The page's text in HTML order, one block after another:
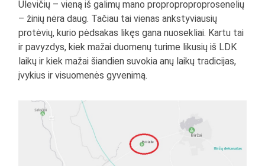
Ulevičių – vieną iš galimų mano proproproproprosenelių
– žinių nėra daug. Tačiau tai vienas ankstyviausių
protėvių, kurio pėdsakas likęs gana nuosekliai. Kartu tai
ir pavyzdys, kiek mažai duomenų turime likusių iš LDK
laikų ir kiek mažai šiandien suvokia anų laikų tradicijas,
įvykius ir visuomenės gyvenimą.